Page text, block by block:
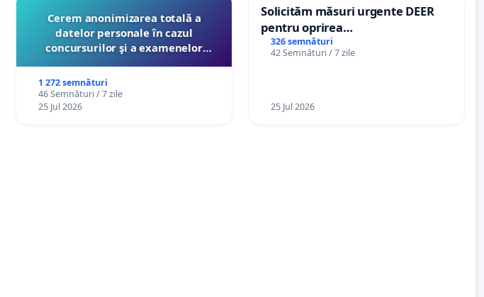
Cerem anonimizarea totală a
datelor personale în cazul
concursurilor şi a examenelor
către Ministerul Educaţiei
1 272 semnături
46 Semnături / 7 zile
25 Jul 2026
Solicităm măsuri urgente DEER
pentru oprirea
microîntreruperilor bruște și
zilnice de curent în Sâncraiu de
326 semnături
42 Semnături / 7 zile
25 Jul 2026